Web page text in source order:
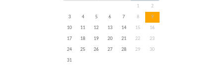
1
2
3
4 5 6 7 8
9
10
11 12 13 14 15
16
17
18 19 20 21 22
23
24
25 26 27 28 29
30
31